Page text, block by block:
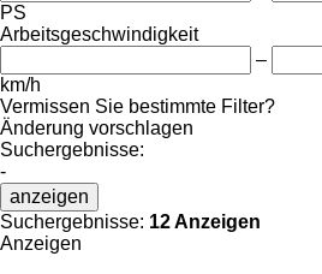
PS
Arbeitsgeschwindigkeit
–
km/h
Vermissen Sie bestimmte Filter?
Änderung vorschlagen
Suchergebnisse:
-
anzeigen
Suchergebnisse: 12 Anzeigen
Anzeigen